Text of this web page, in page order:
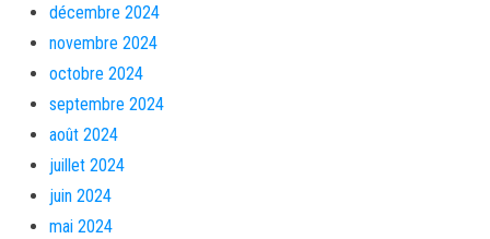
décembre 2024
novembre 2024
octobre 2024
septembre 2024
août 2024
juillet 2024
juin 2024
mai 2024